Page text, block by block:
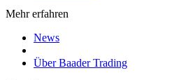
Mehr erfahren
News
Über Baader Trading